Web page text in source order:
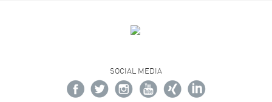
SOCIAL MEDIA